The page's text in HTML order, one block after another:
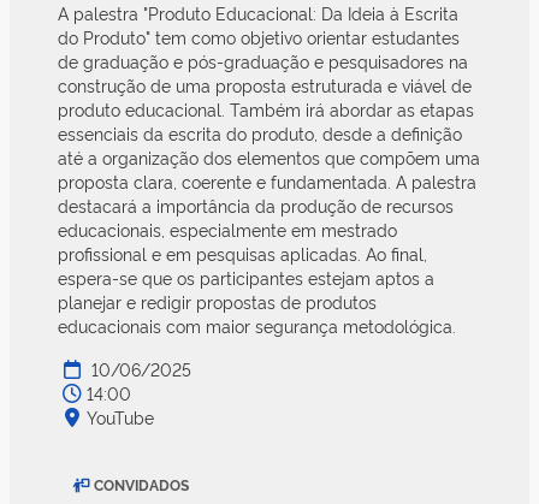
A palestra "Produto Educacional: Da Ideia à Escrita
do Produto" tem como objetivo orientar estudantes
de graduação e pós-graduação e pesquisadores na
construção de uma proposta estruturada e viável de
produto educacional. Também irá abordar as etapas
essenciais da escrita do produto, desde a definição
até a organização dos elementos que compõem uma
proposta clara, coerente e fundamentada. A palestra
destacará a importância da produção de recursos
educacionais, especialmente em mestrado
profissional e em pesquisas aplicadas. Ao final,
espera-se que os participantes estejam aptos a
planejar e redigir propostas de produtos
educacionais com maior segurança metodológica.
10/06/2025
14:00
YouTube
CONVIDADOS